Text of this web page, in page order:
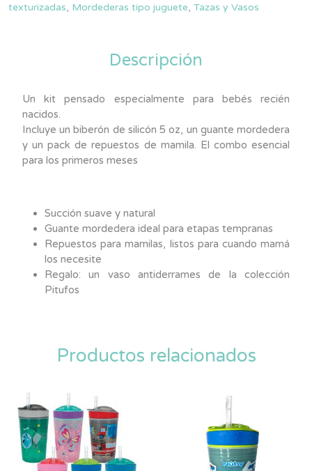
texturizadas, Mordederas tipo juguete, Tazas y Vasos
Descripción
Un kit pensado especialmente para bebés recién
nacidos.
Incluye un biberón de silicón 5 oz, un guante mordedera
y un pack de repuestos de mamila. El combo esencial
para los primeros meses
Succión suave y natural
Guante mordedera ideal para etapas tempranas
Repuestos para mamilas, listos para cuando mamá
los necesite
Regalo: un vaso antiderrames de la colección
Pitufos
Productos relacionados